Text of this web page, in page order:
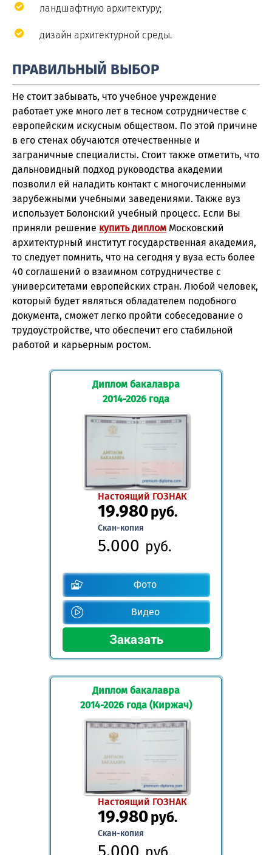
ландшафтную архитектуру;
дизайн архитектурной среды.
ПРАВИЛЬНЫЙ ВЫБОР
Не стоит забывать, что учебное учреждение
работает уже много лет в тесном сотрудничестве с
европейским искусным обществом. По этой причине
в его стенах обучаются отечественные и
заграничные специалисты. Стоит также отметить, что
дальновидный подход руководства академии
позволил ей наладить контакт с многочисленными
зарубежными учебными заведениями. Также вуз
использует Болонский учебный процесс. Если Вы
приняли решение купить диплом Московский
архитектурный институт государственная академия,
то следует помнить, что на сегодня у вуза есть более
40 соглашений о взаимном сотрудничестве с
университетами европейских стран. Любой человек,
который будет являться обладателем подобного
документа, сможет легко пройти собеседование о
трудоустройстве, что обеспечит его стабильной
работой и карьерным ростом.
Диплом бакалавра
2014-2026 года
Настоящий ГОЗНАК
19.980руб.
Скан-копия
5.000 руб.
Фото
Видео
Диплом бакалавра
2014-2026 года (Киржач)
Настоящий ГОЗНАК
19.980руб.
Скан-копия